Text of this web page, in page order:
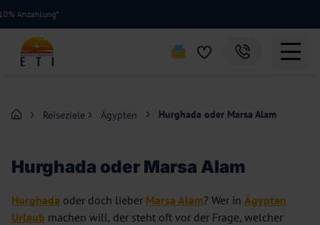
Reiseziele Ägypten Hurghada oder Marsa Alam
Hurghada oder Marsa Alam
Hurghada oder doch lieber Marsa Alam? Wer in Ägypten
Urlaub machen will, der steht oft vor der Frage, welcher